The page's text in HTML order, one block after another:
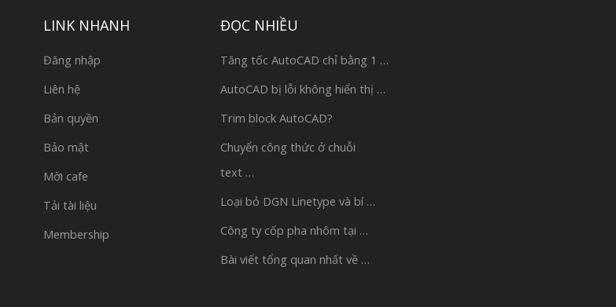
LINK NHANH
Đăng nhập
Liên hệ
Bản quyền
Bảo mật
Mời cafe
Tải tài liệu
Membership
ĐỌC NHIỀU
Tăng tốc AutoCAD chỉ bằng 1 …
AutoCAD bị lỗi không hiển thị …
Trim block AutoCAD?
Chuyển công thức ở chuỗi
text …
Loại bỏ DGN Linetype và bí …
Công ty cốp pha nhôm tại …
Bài viết tổng quan nhất về …